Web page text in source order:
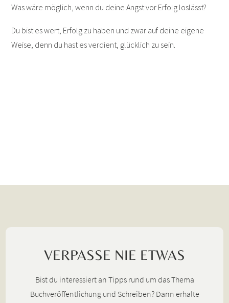
Was wäre möglich, wenn du deine Angst vor Erfolg loslässt?
Du bist es wert, Erfolg zu haben und zwar auf deine eigene
Weise, denn du hast es verdient, glücklich zu sein.
VERPASSE NIE ETWAS
Bist du interessiert an Tipps rund um das Thema
Buchveröffentlichung und Schreiben? Dann erhalte